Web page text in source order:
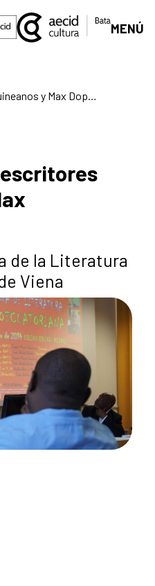
MENÚ
Encuentro de escritores guineanos y Max Doppelbauer
de la Literatura
Viena